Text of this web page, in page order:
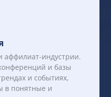
аффилиат-индустрии.
и базы
и событиях,
в понятные и